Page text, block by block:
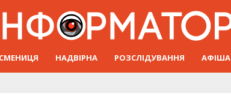
НАДВІРНА РОЗСЛІДУВАННЯ АФІША